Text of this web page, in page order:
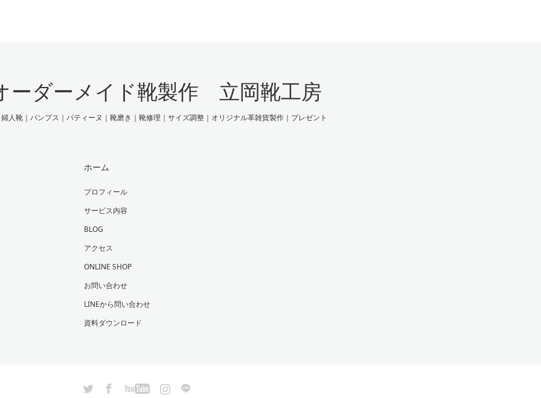
ーダーメイド靴製作 立岡靴工房
人靴｜パンプス｜パティーヌ｜靴磨き｜靴修理｜サイズ調整｜オリジナル革雑貨製作｜プレゼント
ホーム
プロフィール
サービス内容
BLOG
アクセス
ONLINE SHOP
お問い合わせ
LINEから問い合わせ
資料ダウンロード
Instagram